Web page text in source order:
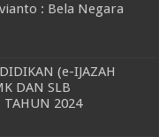
: Bela Negara
(e-IJAZAH
DAN SLB
TAHUN 2024